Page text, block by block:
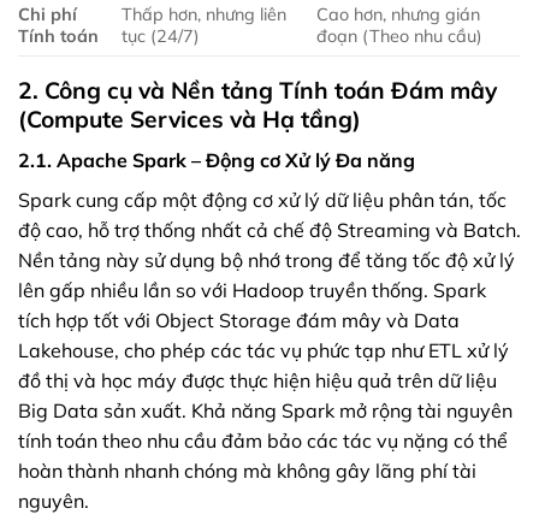
Chi phí
Tính toán
Thấp hơn, nhưng liên
tục (24/7)
Cao hơn, nhưng gián
đoạn (Theo nhu cầu)
2. Công cụ và Nền tảng Tính toán Đám mây
(Compute Services và Hạ tầng)
2.1. Apache Spark – Động cơ Xử lý Đa năng
Spark cung cấp một động cơ xử lý dữ liệu phân tán, tốc
độ cao, hỗ trợ thống nhất cả chế độ Streaming và Batch.
Nền tảng này sử dụng bộ nhớ trong để tăng tốc độ xử lý
lên gấp nhiều lần so với Hadoop truyền thống. Spark
tích hợp tốt với Object Storage đám mây và Data
Lakehouse, cho phép các tác vụ phức tạp như ETL xử lý
đồ thị và học máy được thực hiện hiệu quả trên dữ liệu
Big Data sản xuất. Khả năng Spark mở rộng tài nguyên
tính toán theo nhu cầu đảm bảo các tác vụ nặng có thể
hoàn thành nhanh chóng mà không gây lãng phí tài
nguyên.